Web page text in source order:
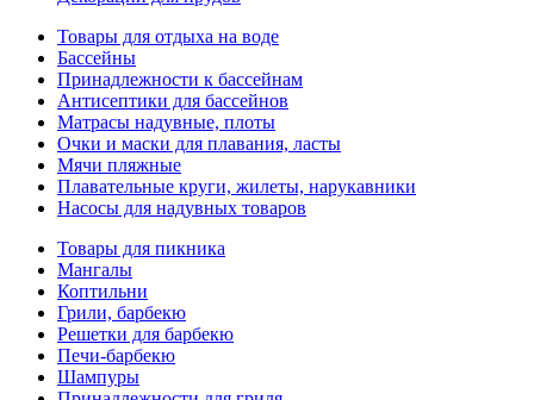
Товары для отдыха на воде
Бассейны
Принадлежности к бассейнам
Антисептики для бассейнов
Матраcы надувные, плоты
Очки и маски для плавания, ласты
Мячи пляжные
Плавательные круги, жилеты, нарукавники
Насосы для надувных товаров
Товары для пикника
Мангалы
Коптильни
Грили, барбекю
Решетки для барбекю
Печи-барбекю
Шампуры